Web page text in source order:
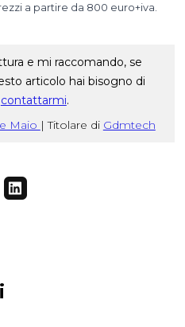
a partire da 800 euro+iva.
e mi raccomando, se
articolo hai bisogno di
contattarmi.
Maio | Titolare di Gdmtech